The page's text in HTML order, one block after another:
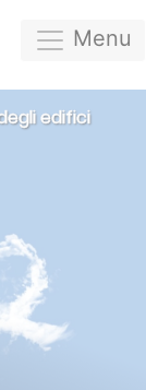
Menu
edifici